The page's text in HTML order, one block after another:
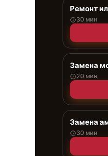
Ремонт
30 мин
Замена
20 мин
Замена
30 мин